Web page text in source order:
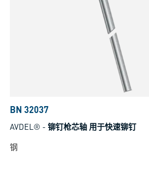
BN 32037
AVDEL® - 铆钉枪芯轴 用于快速铆钉
钢